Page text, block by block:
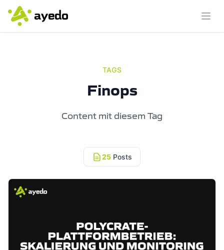
TAGS
Finops
Content mit diesem Tag
25 Posts